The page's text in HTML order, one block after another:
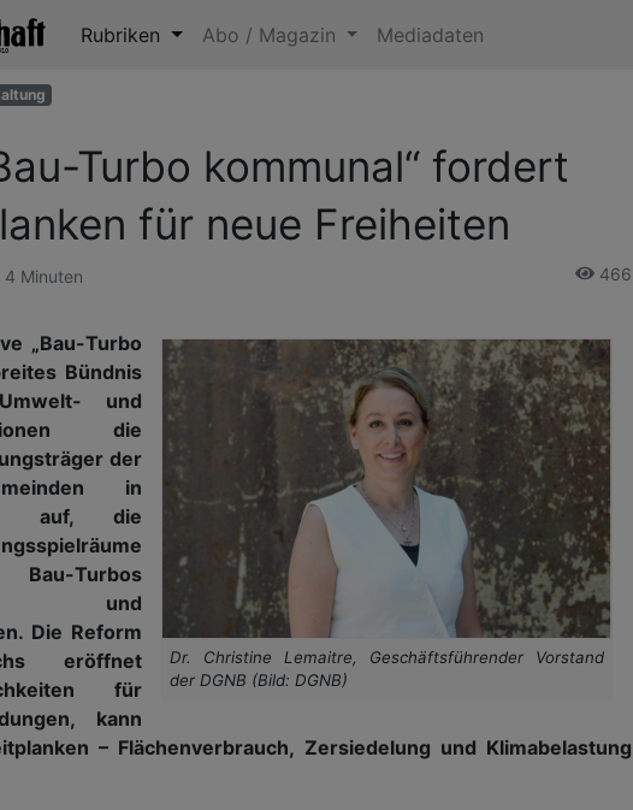
Rubriken Abo / Magazin Mediadaten
Turbo kommunal“ fordert
für neue Freiheiten
Minuten 466
Dr. Christine Lemaitre, Geschäftsführender Vorstand
der DGNB (Bild: DGNB)
„Bau-Turbo
Bündnis
und
die
der
in
auf, die
Turbos
und
Die Reform
eröffnet
für
kann
– Flächenverbrauch, Zersiedelung und Klimabelastung